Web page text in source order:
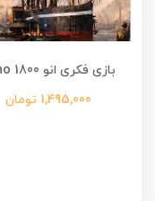
بازی فکری انو Anno 1800
1,495,000 تومان